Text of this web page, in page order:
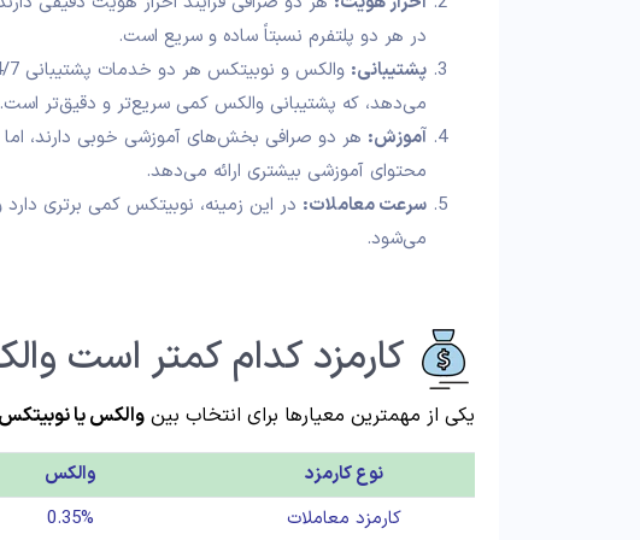
در هر دو پلتفرم نسبتاً ساده و سریع است.
پشتیبانی:
می‌دهد، که پشتیبانی والکس کمی سریع‌تر و دقیق‌تر است.
آموزش: هر دو صرافی بخش‌های آموزشی خوبی دارند،
محتوای آموزشی بیشتری ارائه می‌دهد.
سرعت معاملات: در این زمینه، نوبیتکس کمی برتری
می‌شود.
کارمزد کدام کمتر است
یکی از مهمترین معیارها برای انتخاب بین والکس یا نوبیتکس
نوع کارمزد والکس
کارمزد معاملات
0.35%